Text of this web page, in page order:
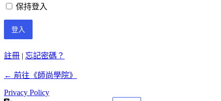
保持登入
註冊 | 忘記密碼？
← 前往《師尚學院》
Privacy Policy